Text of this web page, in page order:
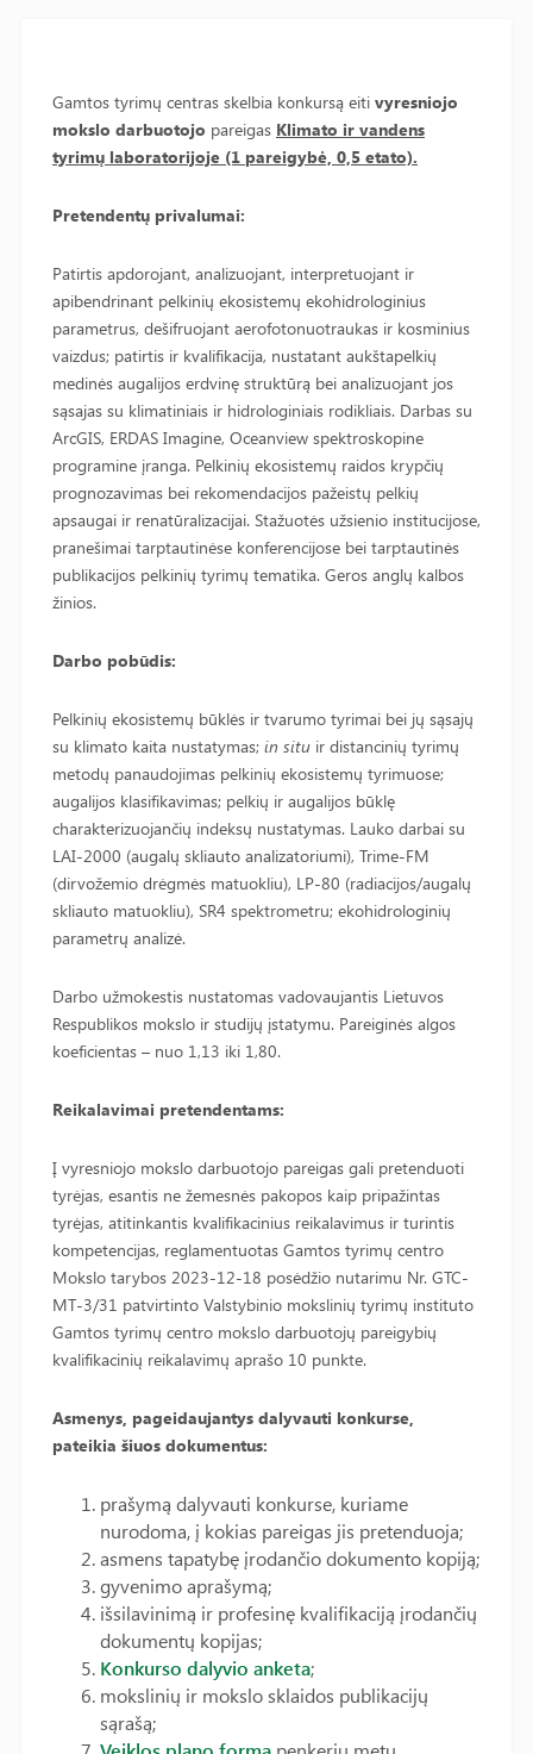
Gamtos tyrimų centras skelbia konkursą eiti vyresniojo
mokslo darbuotojo pareigas Klimato ir vandens
tyrimų laboratorijoje (1 pareigybė, 0,5 etato).
Pretendentų privalumai:
Patirtis apdorojant, analizuojant, interpretuojant ir
apibendrinant pelkinių ekosistemų ekohidrologinius
parametrus, dešifruojant aerofotonuotraukas ir kosminius
vaizdus; patirtis ir kvalifikacija, nustatant aukštapelkių
medinės augalijos erdvinę struktūrą bei analizuojant jos
sąsajas su klimatiniais ir hidrologiniais rodikliais. Darbas su
ArcGIS, ERDAS Imagine, Oceanview spektroskopine
programine įranga. Pelkinių ekosistemų raidos krypčių
prognozavimas bei rekomendacijos pažeistų pelkių
apsaugai ir renatūralizacijai. Stažuotės užsienio institucijose,
pranešimai tarptautinėse konferencijose bei tarptautinės
publikacijos pelkinių tyrimų tematika. Geros anglų kalbos
žinios.
Darbo pobūdis:
Pelkinių ekosistemų būklės ir tvarumo tyrimai bei jų sąsajų
su klimato kaita nustatymas; in situ ir distancinių tyrimų
metodų panaudojimas pelkinių ekosistemų tyrimuose;
augalijos klasifikavimas; pelkių ir augalijos būklę
charakterizuojančių indeksų nustatymas. Lauko darbai su
LAI-2000 (augalų skliauto analizatoriumi), Trime-FM
(dirvožemio drėgmės matuokliu), LP-80 (radiacijos/augalų
skliauto matuokliu), SR4 spektrometru; ekohidrologinių
parametrų analizė.
Darbo užmokestis nustatomas vadovaujantis Lietuvos
Respublikos mokslo ir studijų įstatymu. Pareiginės algos
koeficientas – nuo 1,13 iki 1,80.
Reikalavimai pretendentams:
Į vyresniojo mokslo darbuotojo pareigas gali pretenduoti
tyrėjas, esantis ne žemesnės pakopos kaip pripažintas
tyrėjas, atitinkantis kvalifikacinius reikalavimus ir turintis
kompetencijas, reglamentuotas Gamtos tyrimų centro
Mokslo tarybos 2023-12-18 posėdžio nutarimu Nr. GTC-
MT-3/31 patvirtinto Valstybinio mokslinių tyrimų instituto
Gamtos tyrimų centro mokslo darbuotojų pareigybių
kvalifikacinių reikalavimų aprašo 10 punkte.
Asmenys, pageidaujantys dalyvauti konkurse,
pateikia šiuos dokumentus:
prašymą dalyvauti konkurse, kuriame
nurodoma, į kokias pareigas jis pretenduoja;
asmens tapatybę įrodančio dokumento kopiją;
gyvenimo aprašymą;
išsilavinimą ir profesinę kvalifikaciją įrodančių
dokumentų kopijas;
Konkurso dalyvio anketa;
mokslinių ir mokslo sklaidos publikacijų
sąrašą;